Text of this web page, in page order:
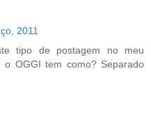
2011
tipo de postagem no meu
OGGI tem como? Separado